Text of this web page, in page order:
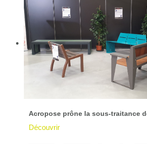
Acropose prône la sous-traitance
Découvrir